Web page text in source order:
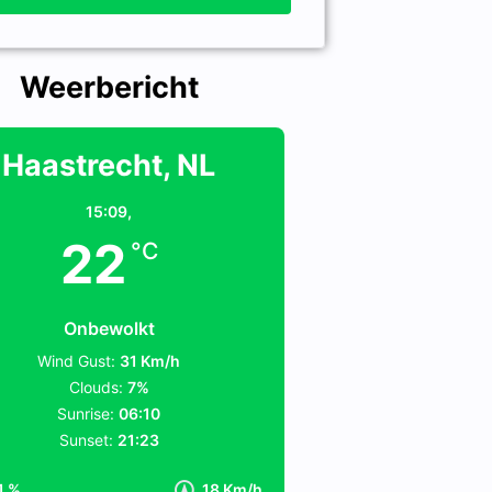
Weerbericht
Haastrecht, NL
15:09,
22 °C
Onbewolkt
Wind Gust: 31 Km/h
Clouds: 7%
Sunrise: 06:10
Sunset: 21:23